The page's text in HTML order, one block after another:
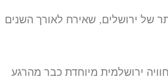
של ירושלים, שאירח לאורך השנים
ירושלמית מיוחדת כבר מהרגע